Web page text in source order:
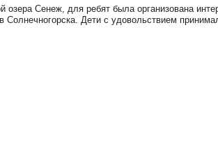
озера Сенеж, для ребят была организована
Солнечногорска. Дети с удовольствием